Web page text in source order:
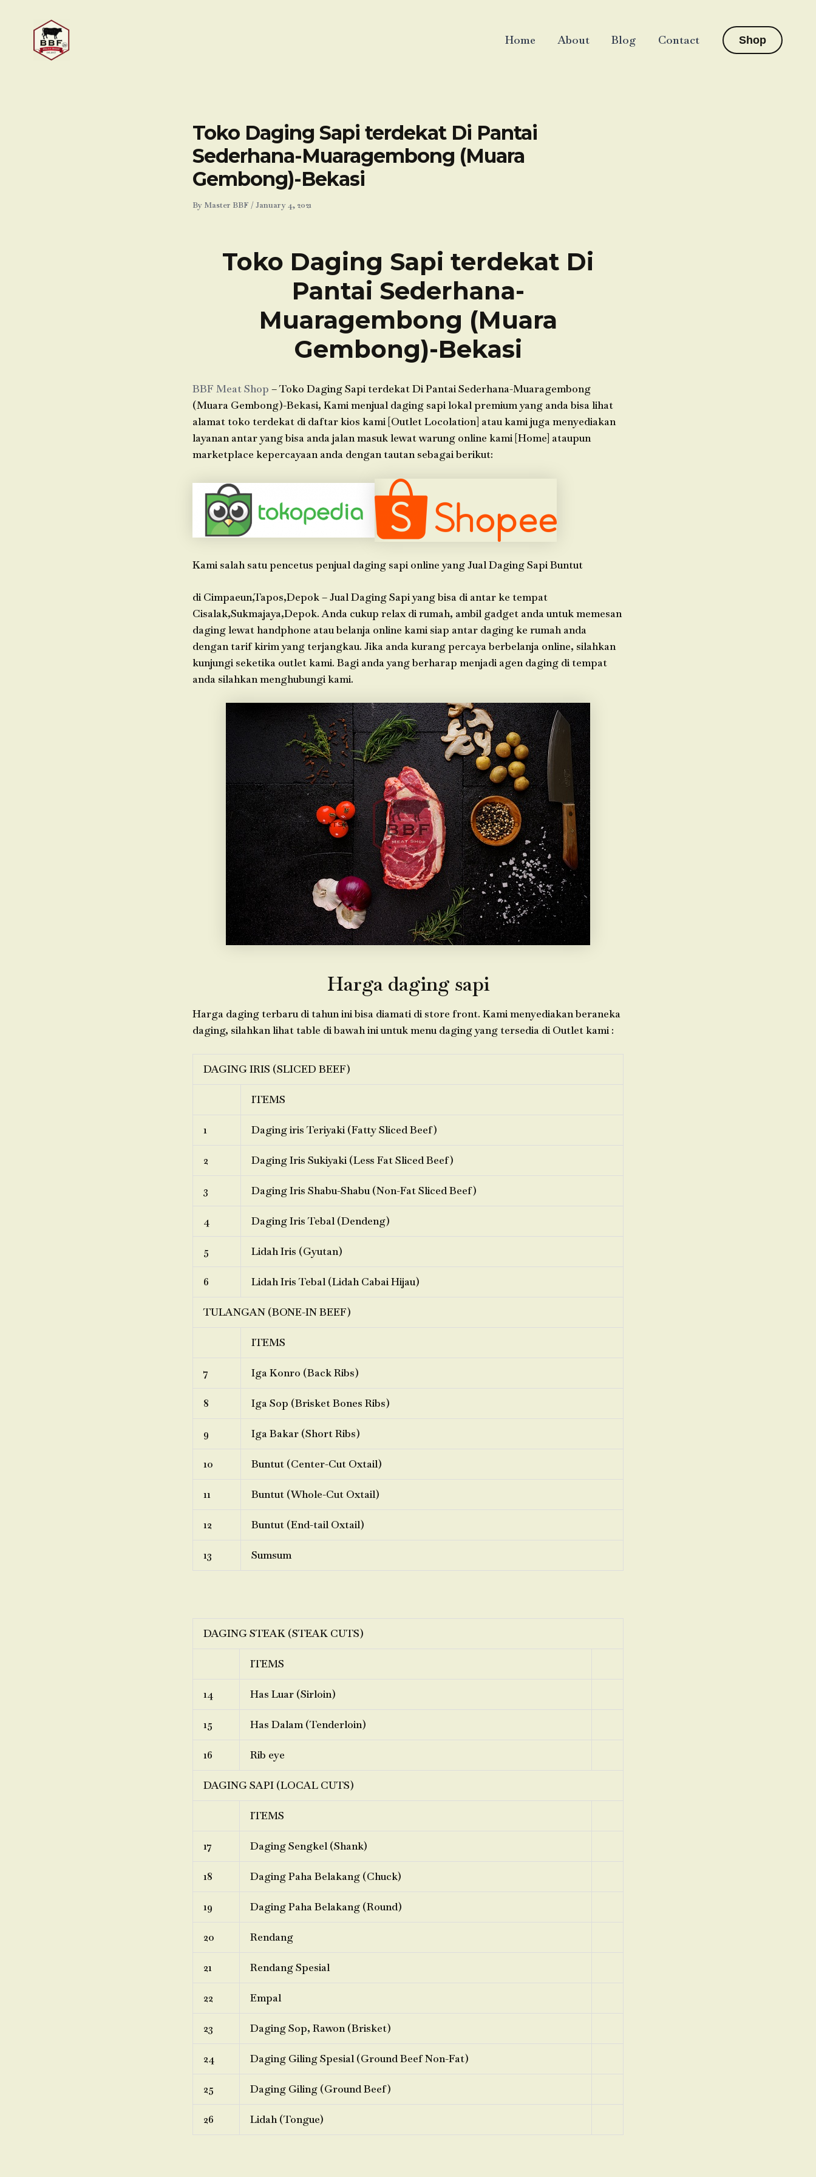
Home About Blog Contact Shop
Toko Daging Sapi terdekat Di Pantai
Sederhana-Muaragembong (Muara
Gembong)-Bekasi
By Master BBF /January 4, 2021
Toko Daging Sapi terdekat Di
Pantai Sederhana-
Muaragembong (Muara
Gembong)-Bekasi
BBF Meat Shop – Toko Daging Sapi terdekat Di Pantai Sederhana-Muaragembong
(Muara Gembong)-Bekasi, Kami menjual daging sapi lokal premium yang anda bisa lihat
alamat toko terdekat di daftar kios kami [Outlet Locolation] atau kami juga menyediakan
layanan antar yang bisa anda jalan masuk lewat warung online kami [Home] ataupun
marketplace kepercayaan anda dengan tautan sebagai berikut:
Kami salah satu pencetus penjual daging sapi online yang Jual Daging Sapi Buntut
di Cimpaeun,Tapos,Depok – Jual Daging Sapi yang bisa di antar ke tempat
Cisalak,Sukmajaya,Depok. Anda cukup relax di rumah, ambil gadget anda untuk memesan
daging lewat handphone atau belanja online kami siap antar daging ke rumah anda
dengan tarif kirim yang terjangkau. Jika anda kurang percaya berbelanja online, silahkan
kunjungi seketika outlet kami. Bagi anda yang berharap menjadi agen daging di tempat
anda silahkan menghubungi kami.
Harga daging sapi
Harga daging terbaru di tahun ini bisa diamati di store front. Kami menyediakan beraneka
daging, silahkan lihat table di bawah ini untuk menu daging yang tersedia di Outlet kami :
DAGING IRIS (SLICED BEEF)
ITEMS
1 Daging iris Teriyaki (Fatty Sliced Beef)
2 Daging Iris Sukiyaki (Less Fat Sliced Beef)
3 Daging Iris Shabu-Shabu (Non-Fat Sliced Beef)
4 Daging Iris Tebal (Dendeng)
5 Lidah Iris (Gyutan)
6 Lidah Iris Tebal (Lidah Cabai Hijau)
TULANGAN (BONE-IN BEEF)
ITEMS
7 Iga Konro (Back Ribs)
8 Iga Sop (Brisket Bones Ribs)
9 Iga Bakar (Short Ribs)
10 Buntut (Center-Cut Oxtail)
11 Buntut (Whole-Cut Oxtail)
12 Buntut (End-tail Oxtail)
13 Sumsum
DAGING STEAK (STEAK CUTS)
ITEMS
14 Has Luar (Sirloin)
15 Has Dalam (Tenderloin)
16 Rib eye
DAGING SAPI (LOCAL CUTS)
ITEMS
17 Daging Sengkel (Shank)
18 Daging Paha Belakang (Chuck)
19 Daging Paha Belakang (Round)
20 Rendang
21 Rendang Spesial
22 Empal
23 Daging Sop, Rawon (Brisket)
24 Daging Giling Spesial (Ground Beef Non-Fat)
25 Daging Giling (Ground Beef)
26 Lidah (Tongue)